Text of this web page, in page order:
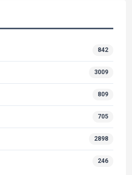
842
3009
809
705
2898
246